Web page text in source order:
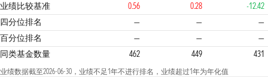
业绩比较基准
0.56 0.28
-12.42
四分位排名
— — —
4
百分位排名 — —
—
同类基金数量
462 449 431
业绩数据截至2026-06-30，业绩不足1年不进行排名，业绩超过1年为年化值